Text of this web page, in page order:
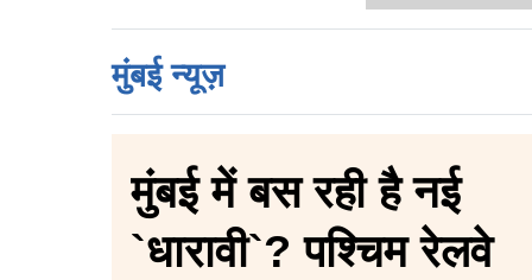
मुंबई न्यूज़
मुंबई में बस रही है नई
`धारावी`? पश्चिम रेलवे